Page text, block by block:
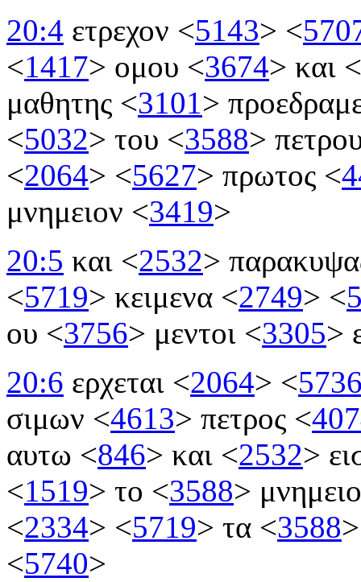
20:4 ετρεχον <5143> <
<1417> ομου <3674> και <
μαθητης <3101>
<5032> του <3588>
<2064> <5627> πρωτος <
μνημειον <3419>
20:5 και <2532>
<5719> κειμενα <2749> <
ου <3756> μεντοι <3305>
20:6 ερχεται <2064> <
σιμων <4613> πετρος <
αυτω <846> και <2532>
<1519> το <3588>
<2334> <5719> τα <3588>
<5740>